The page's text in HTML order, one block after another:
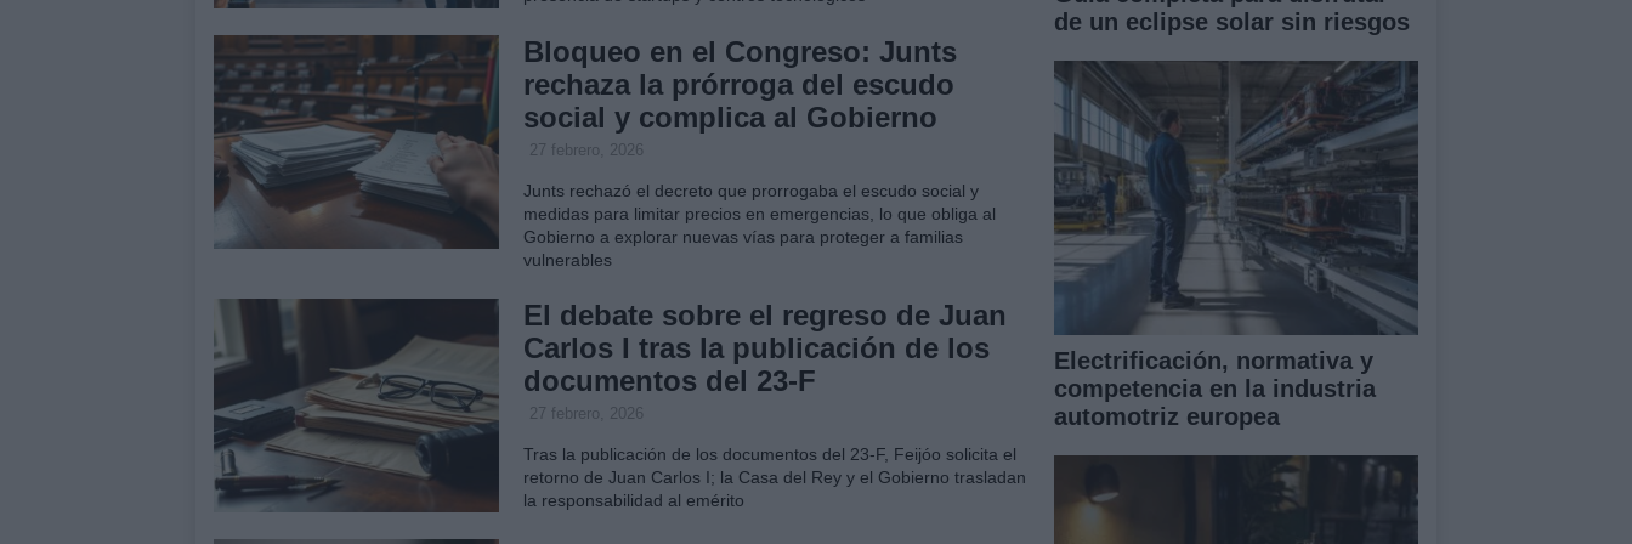
Bloqueo en el Congreso: Junts
rechaza la prórroga del escudo
social y complica al Gobierno
27 febrero, 2026
Junts rechazó el decreto que prorrogaba el escudo social y
medidas para limitar precios en emergencias, lo que obliga al
Gobierno a explorar nuevas vías para proteger a familias
vulnerables
El debate sobre el regreso de Juan
Carlos I tras la publicación de los
documentos del 23-F
27 febrero, 2026
Tras la publicación de los documentos del 23-F, Feijóo solicita el
retorno de Juan Carlos I; la Casa del Rey y el Gobierno trasladan
la responsabilidad al emérito
de un eclipse solar sin riesgos
Electrificación, normativa y
competencia en la industria
automotriz europea